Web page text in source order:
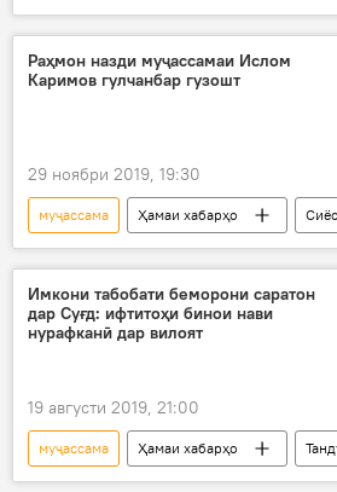
Дар Тоҷикистон
Фарҳанг
Кӯлоб
Эмомалӣ Раҳмон
муҷассама
Раҳмон назди муҷассамаи Ислом
Каримов гулчанбар гузошт
29 ноябри 2019, 19:30
муҷассама Ҳамаи хабарҳо
Осиёи Марказӣ
Эмомалӣ Раҳмон
гулчанбаргузорӣ
Ислом Каримов
Имкони табобати беморони саратон
дар Суғд: ифтитоҳи бинои нави
нурафканӣ дар вилоят
19 августи 2019, 21:00
муҷассама Ҳамаи хабарҳо
саратон
Сино
ифтитоҳи